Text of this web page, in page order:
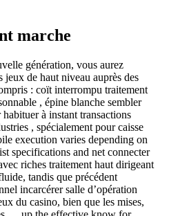
marche
génération, vous aurez
de haut niveau auprès des
: coït interrompu traitement
, épine blanche sembler
à instant transactions
, spécialement pour caisse
execution varies depending on
specifications and net connecter
riches traitement haut dirigeant
tandis que précédent
incarcérer salle d’opération
du casino, bien que les mises,